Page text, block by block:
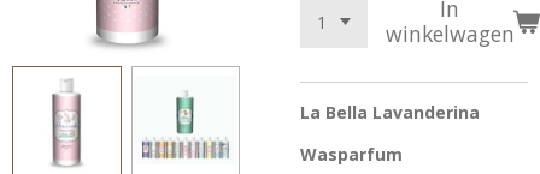
In
winkelwagen
La Bella Lavanderina
Wasparfum